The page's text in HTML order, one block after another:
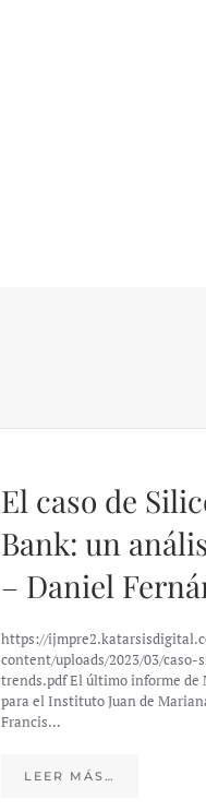
El caso de
Bank: un
– Daniel
https://
content/uploads/2023/03/
trends.pdf El último informe de
para el Instituto Juan de
Francis…
LEER MÁS…